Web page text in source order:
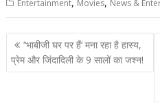
Entertainment Movies News &
Post
navigation
‘‘भाबीजी घर पर हैं‘ मना रहा है हास्य,
प्रेम और जिंदादिली के 9 सालों का जश्न!